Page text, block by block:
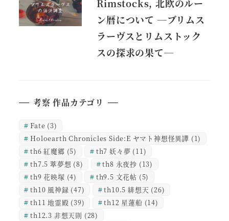
Rimstocks, 北欧のルー
ン暦について ―ブリムス
ラーヴスとリムストック
スの探求の果て―
考察 作品カテゴリ
Fate (3)
Holoearth Chronicles Side:E ヤマト神想怪異譚 (1)
th6 紅魔郷 (5) th7 妖々夢 (11)
th7.5 萃夢想 (8) th8 永夜抄 (13)
th9 花映塚 (4) th9.5 文花帖 (5)
th10 風神録 (47) th10.5 緋想天 (26)
th11 地霊殿 (39) th12 星蓮船 (14)
th12.3 非想天則 (28)